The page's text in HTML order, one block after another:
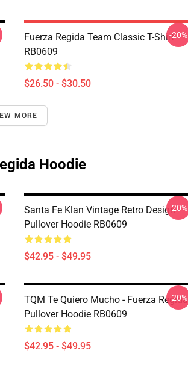
Fuerza Regida Team Classic T-Shirt
RB0609
$26.50 - $30.50
-20%
MORE
Hoodie
Santa Fe Klan Vintage Retro Design
Pullover Hoodie RB0609
$42.95 - $49.95
-20%
TQM Te Quiero Mucho - Fuerza Regida
Pullover Hoodie RB0609
$42.95 - $49.95
-20%